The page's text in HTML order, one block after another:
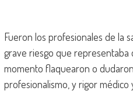
Fueron los profesionales de la
grave riesgo que representaba
momento flaquearon o
profesionalismo, y rigor médico